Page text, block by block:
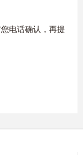
电话确认，再提